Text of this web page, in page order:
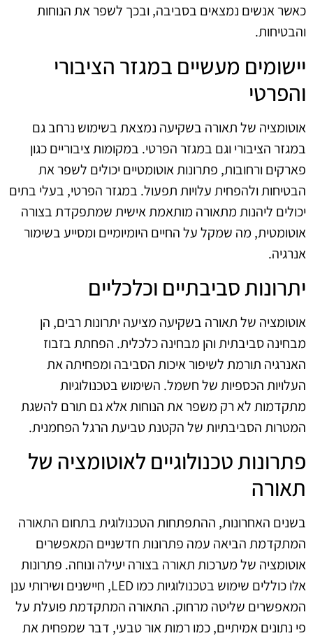
כאשר אנשים נמצאים בסביבה, ובכך לשפר את הנוחות
והבטיחות.
יישומים מעשיים במגזר הציבורי
והפרטי
אוטומציה של תאורה בשקיעה נמצאת בשימוש נרחב גם
במגזר הציבורי וגם במגזר הפרטי. במקומות ציבוריים כגון
פארקים ורחובות, פתרונות אוטומטיים יכולים לשפר את
הבטיחות ולהפחית עלויות תפעול. במגזר הפרטי, בעלי בתים
יכולים ליהנות מתאורה מותאמת אישית שמתפקדת בצורה
אוטומטית, מה שמקל על החיים היומיומיים ומסייע בשימור
אנרגיה.
יתרונות סביבתיים וכלכליים
אוטומציה של תאורה בשקיעה מציעה יתרונות רבים, הן
מבחינה סביבתית והן מבחינה כלכלית. הפחתת בזבוז
האנרגיה תורמת לשיפור איכות הסביבה ומפחיתה את
העלויות הכספיות של חשמל. השימוש בטכנולוגיות
מתקדמות לא רק משפר את הנוחות אלא גם תורם להשגת
המטרות הסביבתיות של הקטנת טביעת הרגל הפחמנית.
פתרונות טכנולוגיים לאוטומציה של
תאורה
בשנים האחרונות, ההתפתחות הטכנולוגית בתחום התאורה
המתקדמת הביאה עמה פתרונות חדשניים המאפשרים
אוטומציה של מערכות תאורה בצורה יעילה ונוחה. פתרונות
אלו כוללים שימוש בטכנולוגיות כמו LED, חיישנים ושירותי ענן
המאפשרים שליטה מרחוק. התאורה המתקדמת פועלת על
פי נתונים אמיתיים, כמו רמות אור טבעי, דבר שמפחית את